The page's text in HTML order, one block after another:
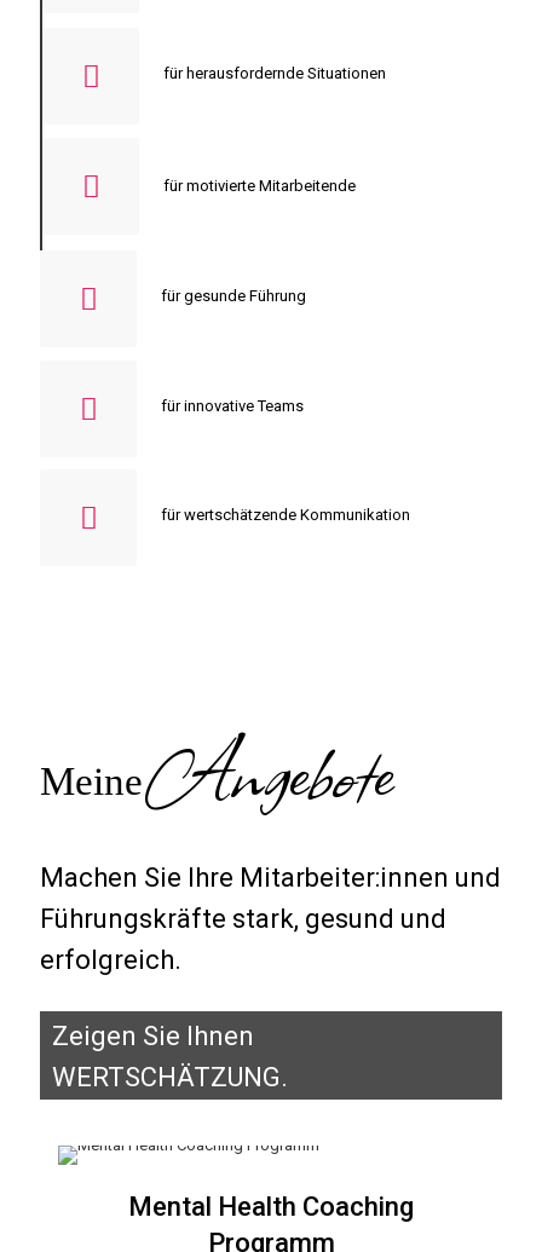
für herausfordernde Situationen
für motivierte Mitarbeitende
für gesunde Führung
für innovative Teams
für wertschätzende Kommunikation
MeineAngebote
Machen Sie Ihre Mitarbeiter:innen und
Führungskräfte stark, gesund und
erfolgreich.
Zeigen Sie Ihnen
WERTSCHÄTZUNG.
Mental Health Coaching
Programm